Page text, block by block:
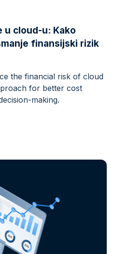
u cloud-u: Kako
finansijski rizik
the financial risk of cloud
for better cost
making.